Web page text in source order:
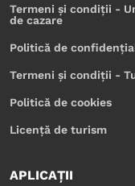
Termeni și condiții -
de cazare
Politică de
Termeni și condiții -
Politică de cookies
Licență de turism
APLICAȚII